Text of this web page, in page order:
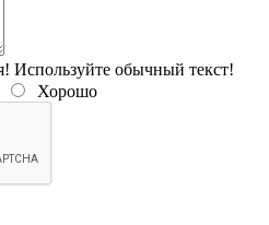
Используйте обычный текст!
Хорошо